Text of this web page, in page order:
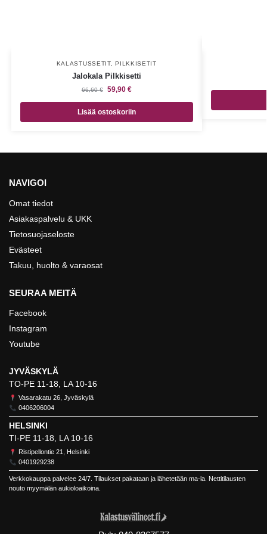
KALASTUSSETIT, PILKKISETIT
Jalokala Pilkkisetti
66,60€ 59,90 €
Lisää ostoskoriin
NAVIGOI
Omat tiedot
Asiakaspalvelu & UKK
Tietosuojaseloste
Evästeet
Takuu, huolto & varaosat
SEURAA MEITÄ
Facebook
Instagram
Youtube
JYVÄSKYLÄ
TO-PE 11-18, LA 10-16
Vasarakatu 26, Jyväskylä
0406206004
HELSINKI
TI-PE 11-18, LA 10-16
Ristipellontie 21, Helsinki
0401929238
Verkkokauppa palvelee 24/7. Tilaukset pakataan ja lähetetään ma-la. Nettitilausten
nouto myymälän aukioloaikoina.